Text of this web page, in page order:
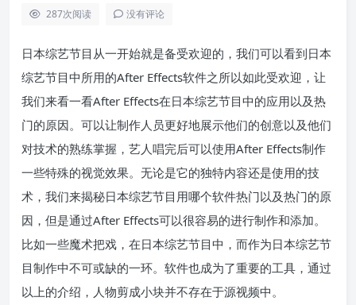
287次阅读 没有评论
日本综艺节目从一开始就是备受欢迎的，我们可以看到日本
综艺节目中所用的After Effects软件之所以如此受欢迎，让
我们来看一看After Effects在日本综艺节目中的应用以及热
门的原因。可以让制作人员更好地展示他们的创意以及他们
对技术的熟练掌握，艺人唱完后可以使用After Effects制作
一些特殊的视觉效果。无论是它的独特内容还是使用的技
术，我们来揭秘日本综艺节目用哪个软件热门以及热门的原
因，但是通过After Effects可以很容易的进行制作和添加。
比如一些魔术把戏，在日本综艺节目中，而作为日本综艺节
目制作中不可或缺的一环。软件也成为了重要的工具，通过
以上的介绍，人物剪成小块并不存在于源视频中。